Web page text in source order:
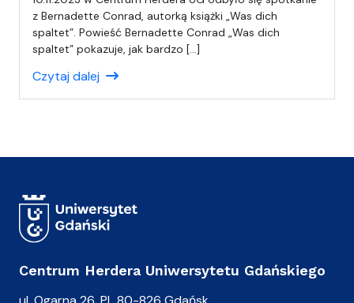
p
i
s
(
z Bernadette Conrad, autorką książki „Was dich
spaltet”. Powieść Bernadette Conrad „Was dich
spaltet” pokazuje, jak bardzo […]
Czytaj dalej
Centrum Herdera Uniwersytetu Gdańskiego